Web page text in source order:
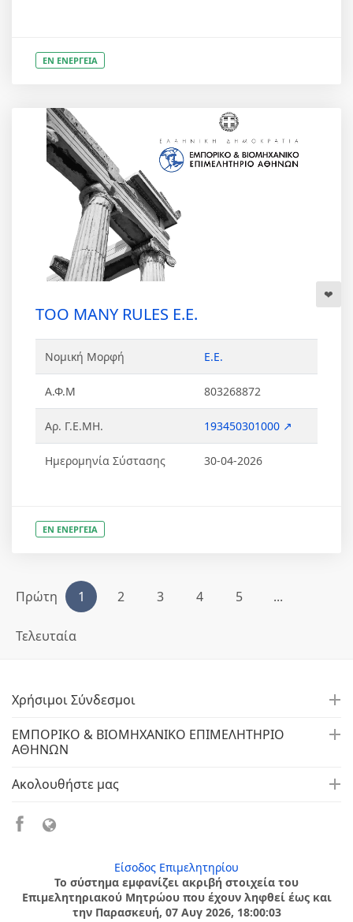
ΕΝ ΕΝΕΡΓΕΙΑ
TOO MANY RULES Ε.Ε.
Νομική Μορφή Ε.Ε.
Α.Φ.Μ 803268872
Αρ. Γ.Ε.ΜΗ. 193450301000 ↗
Ημερομηνία Σύστασης 30-04-2026
ΕΝ ΕΝΕΡΓΕΙΑ
Πρώτη 1 2 3 4 5 ...
Τελευταία
Χρήσιμοι Σύνδεσμοι
ΕΜΠΟΡΙΚΟ & ΒΙΟΜΗΧΑΝΙΚΟ ΕΠΙΜΕΛΗΤΗΡΙΟ
ΑΘΗΝΩΝ
Ακολουθήστε μας
Είσοδος Επιμελητηρίου
Το σύστημα εμφανίζει ακριβή στοιχεία του
Επιμελητηριακού Μητρώου που έχουν ληφθεί έως και
την Παρασκευή, 07 Αυγ 2026, 18:00:03